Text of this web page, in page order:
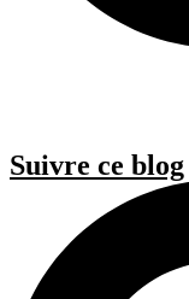
Suivre ce blog